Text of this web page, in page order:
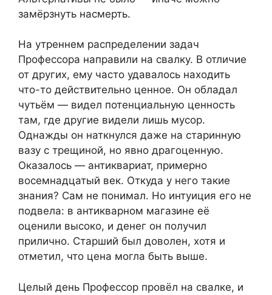
замёрзнуть насмерть.
На утреннем распределении задач
Профессора направили на свалку. В отличие
от других, ему часто удавалось находить
что-то действительно ценное. Он обладал
чутьём — видел потенциальную ценность
там, где другие видели лишь мусор.
Однажды он наткнулся даже на старинную
вазу с трещиной, но явно драгоценную.
Оказалось — антиквариат, примерно
восемнадцатый век. Откуда у него такие
знания? Сам не понимал. Но интуиция его не
подвела: в антикварном магазине её
оценили высоко, и денег он получил
прилично. Старший был доволен, хотя и
отметил, что цена могла быть выше.
Целый день Профессор провёл на свалке, и